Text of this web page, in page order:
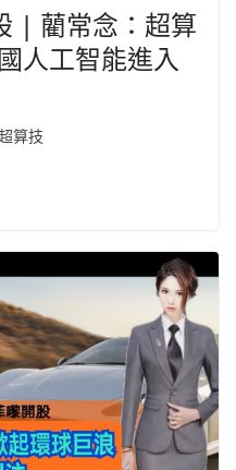
| 藺常念：超算
人工智能進入
算技